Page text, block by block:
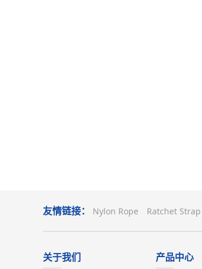
友情链接： Nylon Rope Ratchet Strap
关于我们 产品中心